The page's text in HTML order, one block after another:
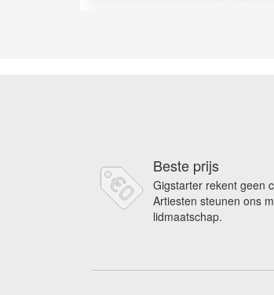
Beste prijs
Gigstarter rekent geen
Artiesten steunen ons
lidmaatschap.